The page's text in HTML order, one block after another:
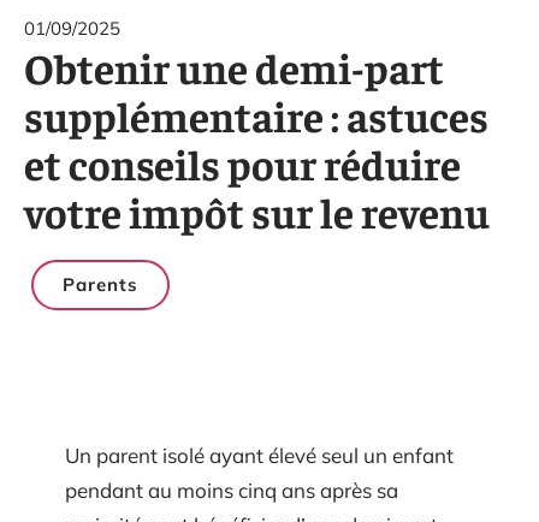
01/09/2025
Obtenir une demi-part
supplémentaire : astuces
et conseils pour réduire
votre impôt sur le revenu
Parents
Un parent isolé ayant élevé seul un enfant
pendant au moins cinq ans après sa